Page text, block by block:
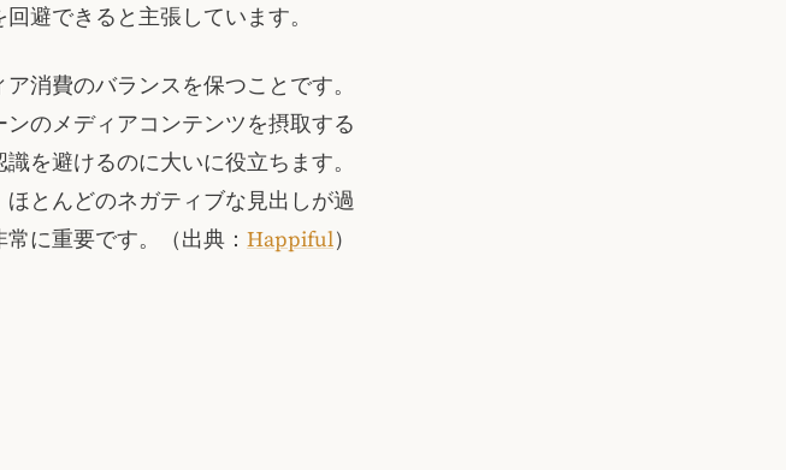
避できると主張しています。
消費のバランスを保つことです。
のメディアコンテンツを摂取する
を避けるのに大いに役立ちます。
とんどのネガティブな見出しが過
に重要です。（出典： Happiful）